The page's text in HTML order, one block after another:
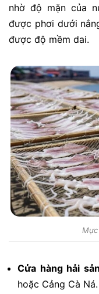
nhờ độ mặn của
được phơi dưới
được độ mềm dai.
Cửa hàng hải
hoặc Cảng Cà Ná.